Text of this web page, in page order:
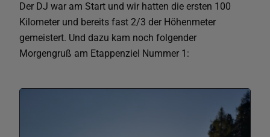
Der DJ war am Start und wir hatten die ersten 100
Kilometer und bereits fast 2/3 der Höhenmeter
gemeistert. Und dazu kam noch folgender
Morgengruß am Etappenziel Nummer 1: